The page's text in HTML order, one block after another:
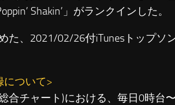
Shakin’」がランクインした。
た、2021/02/26付iTunesトップソ
について>
合チャート)における、毎日0時台